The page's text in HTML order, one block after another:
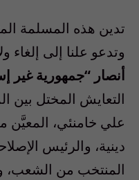
تدين هذه المسلمة
وتدعو علنا إلى إلغاء
أنصار “جمهورية غير
التعايش المختل بين
علي خامنئي،
دينية، والرئيس
المنتخب من